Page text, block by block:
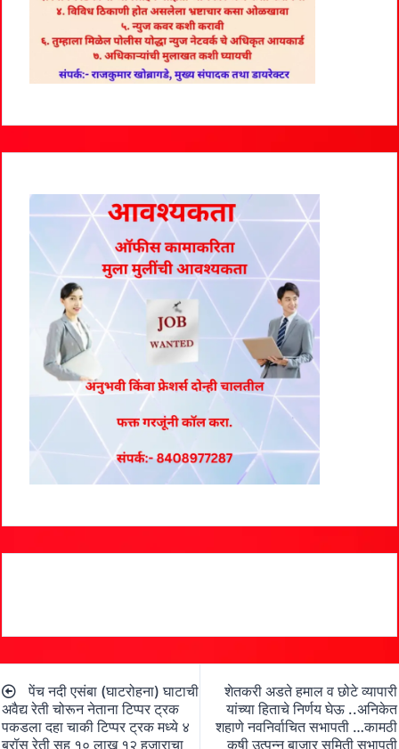
navigation
पेंच नदी एसंबा (घाटरोहना) घाटाची
अवैद्य रेती चोरून नेताना टिप्पर ट्रक
पकडला दहा चाकी टिप्पर ट्रक मध्ये ४
ब्रॉस रेती सह १० लाख १२ हजाराचा
शेतकरी अडते हमाल व छोटे व्यापारी
यांच्या हिताचे निर्णय घेऊ ..अनिकेत
शहाणे नवनिर्वाचित सभापती …कामठी
कृषी उत्पन्न बाजार समिती सभापती